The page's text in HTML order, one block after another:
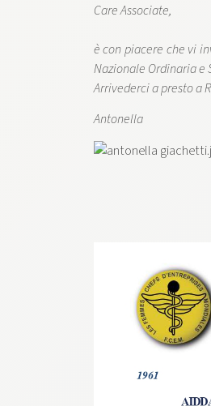
Care Associate,
è con piacere che vi
Nazionale Ordinaria e
Arrivederci a presto a
Antonella